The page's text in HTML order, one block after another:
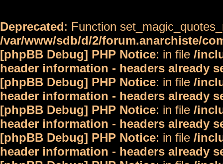
Deprecated: Function
/var/www/sdb/d/2/forum.anarchiste/
[phpBB Debug] PHP Notice: in file /
header information - headers already
[phpBB Debug] PHP Notice: in file /
header information - headers already
[phpBB Debug] PHP Notice: in file /
header information - headers already
[phpBB Debug] PHP Notice: in file /
header information - headers already